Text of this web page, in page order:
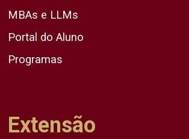
MBAs e LLMs
Portal do Aluno
Programas
Extensão